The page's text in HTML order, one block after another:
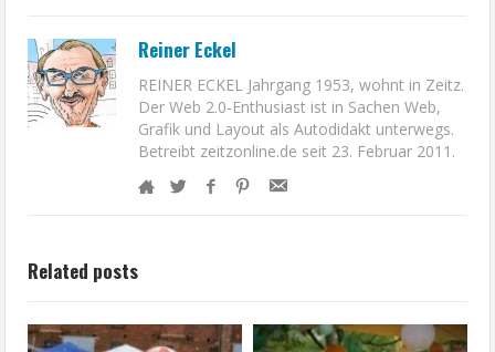
Reiner Eckel
REINER ECKEL Jahrgang 1953, wohnt in Zeitz.
Der Web 2.0-Enthusiast ist in Sachen Web,
Grafik und Layout als Autodidakt unterwegs.
Betreibt zeitzonline.de seit 23. Februar 2011.
Related posts